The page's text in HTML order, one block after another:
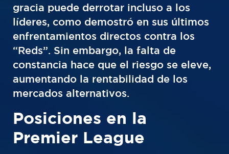
gracia puede derrotar incluso a los
líderes, como demostró en sus últimos
enfrentamientos directos contra los
“Reds”. Sin embargo, la falta de
constancia hace que el riesgo se eleve,
aumentando la rentabilidad de los
mercados alternativos.
Posiciones en la
Premier League